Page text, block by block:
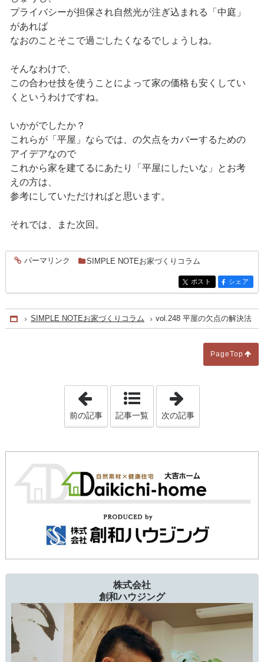
プライバシーが担保され自然光が注ぎ込まれる「中庭」
があれば
なおのことそこで過ごしたくなるでしょうしね。
そんなわけで、
この合わせ技を使うことによって家の価格も安くしてい
くというわけですね。
いかがでしたか？
これらが「平屋」ならでは、の欠点をカバーするための
アイデアなので
これから家を建てるにあたり「平屋にしたいな」とお考
えの方は、
参考にしていただければと思います。
それでは、また次回。
entry1002
パーマリンク SIMPLE NOTEお家づくりコラム
entry1002
ポスト entry1002
シェア
Home
SIMPLE NOTEお家づくりコラム vol.248 平屋の欠点の解決法
PageTop
「vol.247 法改正と耐震と根本論と」
前の記事 記事一覧 次の記事
株式会社
創和ハウジング